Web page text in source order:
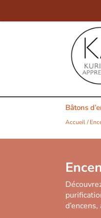
Bâtons
Accueil/